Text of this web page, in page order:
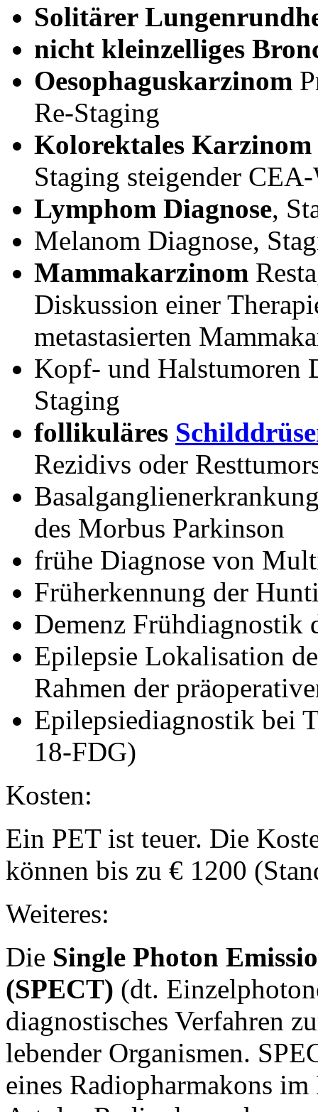
Solitärer
nicht kleinzelliges
Oesophaguskarzinom
Re-Staging
Kolorektales Karzinom
Staging steigender
Lymphom Diagnose,
Melanom Diagnose,
Mammakarzinom
Diskussion einer
metastasierten
Kopf- und Halstumoren
Staging
follikuläres
Rezidivs oder
des Morbus Parkinson
frühe Diagnose von
Früherkennung der
Demenz Frühdiagnostik
Epilepsie Lokalisation
Rahmen der
Epilepsiediagnostik bei
18-FDG)
Kosten:
Ein PET ist teuer. Die
können bis zu € 1200
Weiteres:
Die Single Photon
(SPECT) (dt.
diagnostisches Verfahren
lebender Organismen.
eines Radiopharmakons